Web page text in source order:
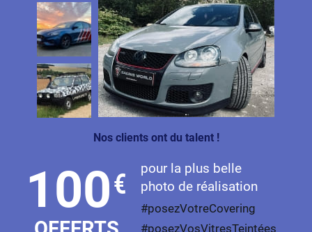
Lexus
Ligier
Lincoln
Livan
Maserati
Maybach
Nos clients ont du talent !
100€
pour la plus belle
photo de réalisation
#posezVotreCovering
#posezVosVitresTeintées